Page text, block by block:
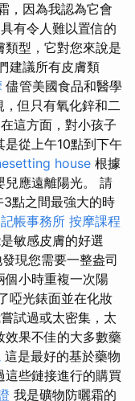
，因為我認為它會
有令人難以置信的
型，它對您來說是
建議所有皮膚類
儘管美國食品和醫學
，但只有氧化鋅和二
在這方面，對小孩子
是從上午10點到下午
house 根據
兒應遠離陽光。 請
3點之間最強大的時
記帳事務所 按摩課程
敏感皮膚的好選
現您需要一整盎司
個小時重複一次陽
啞光錶面並在化妝
試過或太密集，太
效果不佳的大多數藥
這是最好的基於藥物
這些鏈接進行的購買
我是礦物防曬霜的